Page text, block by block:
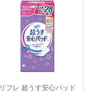
リフレ 超うす安心パッド